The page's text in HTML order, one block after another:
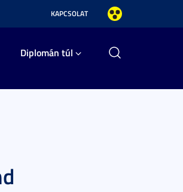
KAPCSOLAT
Diplomán túl